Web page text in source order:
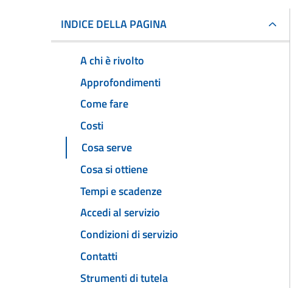
INDICE DELLA PAGINA
A chi è rivolto
Approfondimenti
Come fare
Costi
Cosa serve
Cosa si ottiene
Tempi e scadenze
Accedi al servizio
Condizioni di servizio
Contatti
Strumenti di tutela